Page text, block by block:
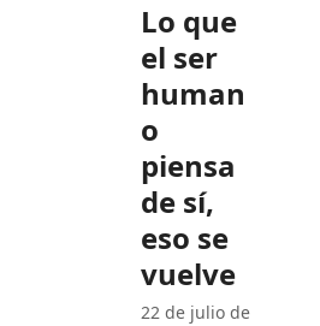
Lo que
el ser
human
o
piensa
de sí,
eso se
vuelve
22 de julio de